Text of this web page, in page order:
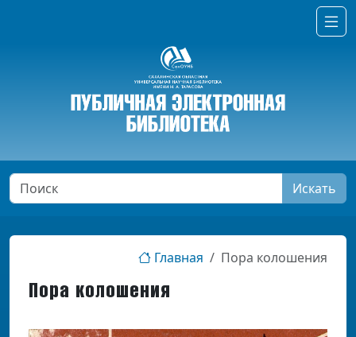
Искать
Главная Пора колошения
Пора колошения